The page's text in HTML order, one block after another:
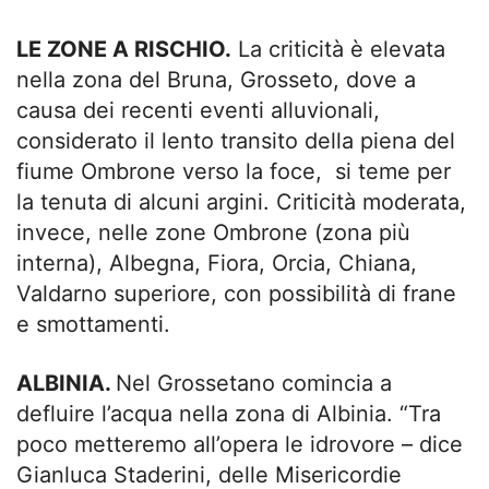
LE ZONE A RISCHIO. La criticità è elevata
nella zona del Bruna, Grosseto, dove a
causa dei recenti eventi alluvionali,
considerato il lento transito della piena del
fiume Ombrone verso la foce, si teme per
la tenuta di alcuni argini. Criticità moderata,
invece, nelle zone Ombrone (zona più
interna), Albegna, Fiora, Orcia, Chiana,
Valdarno superiore, con possibilità di frane
e smottamenti.
ALBINIA. Nel Grossetano comincia a
defluire l’acqua nella zona di Albinia. “Tra
poco metteremo all’opera le idrovore – dice
Gianluca Staderini, delle Misericordie